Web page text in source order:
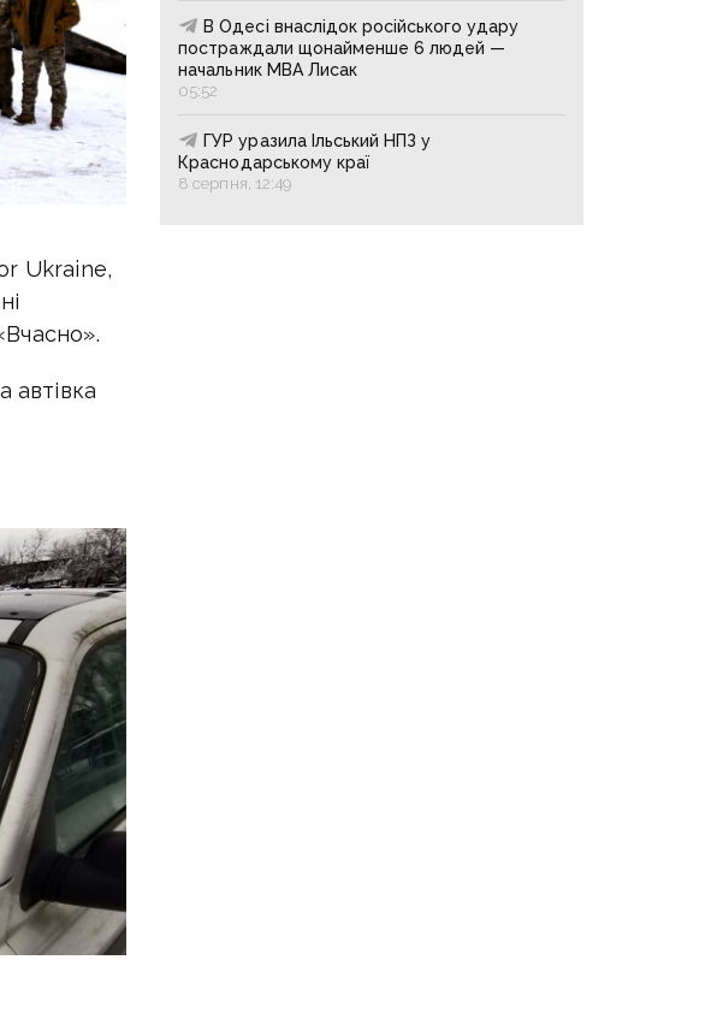
Ukraine,
В Одесі внаслідок російського удару
постраждали щонайменше 6 людей —
начальник МВА Лисак
05:52
ГУР уразила Ільський НПЗ у
Краснодарському краї
8 серпня, 12:49